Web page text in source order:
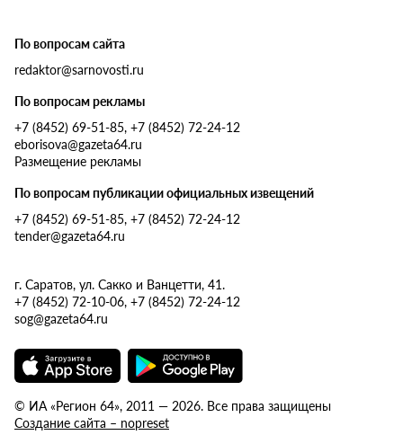
По вопросам сайта
redaktor@sarnovosti.ru
По вопросам рекламы
+7 (8452) 69-51-85, +7 (8452) 72-24-12
eborisova@gazeta64.ru
Размещение рекламы
По вопросам публикации официальных извещений
+7 (8452) 69-51-85, +7 (8452) 72-24-12
tender@gazeta64.ru
г. Саратов, ул. Сакко и Ванцетти, 41.
+7 (8452) 72-10-06, +7 (8452) 72-24-12
sog@gazeta64.ru
© ИА «Регион 64», 2011 — 2026. Все права защищены
Создание сайта – nopreset